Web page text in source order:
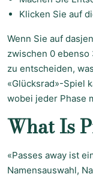
Klicken Sie auf
Wenn Sie auf
zwischen 0
zu entscheiden,
«Glücksrad»-Spiel
wobei jeder Phase
What Is
«Passes away ist
Namensauswahl,